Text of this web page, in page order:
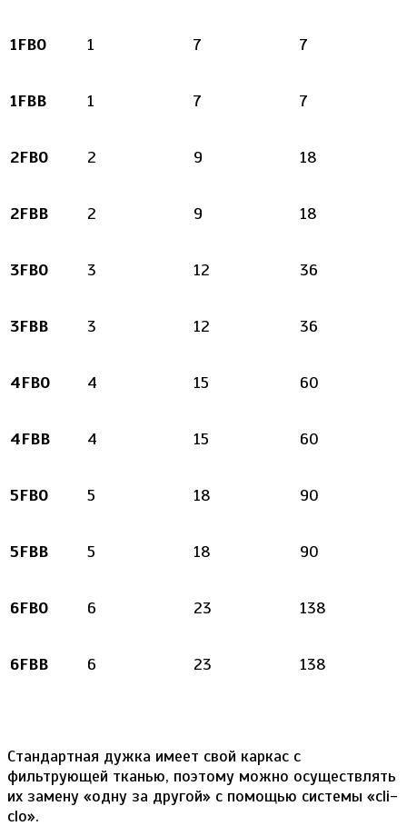
1FBO 1 7 7
1FBB 1 7 7
2FBO 2 9 18
2FBB 2 9 18
3FBO 3 12 36
3FBB 3 12 36
4FBO 4 15 60
4FBB 4 15 60
5FBO 5 18 90
5FBB 5 18 90
6FBO 6 23 138
6FBB 6 23 138
Стандартная дужка имеет свой каркас с
фильтрующей тканью, поэтому можно осуществлять
их замену «одну за другой» с помощью системы «cli-
clo».